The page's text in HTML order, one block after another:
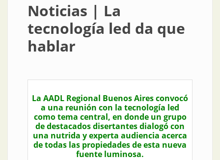
Noticias | La
tecnología led da que
hablar
La AADL Regional Buenos Aires convocó
a una reunión con la tecnología led
como tema central, en donde un grupo
de destacados disertantes dialogó con
una nutrida y experta audiencia acerca
de todas las propiedades de esta nueva
fuente luminosa.